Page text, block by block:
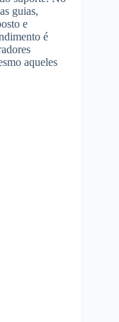
guias,
e
é
aqueles